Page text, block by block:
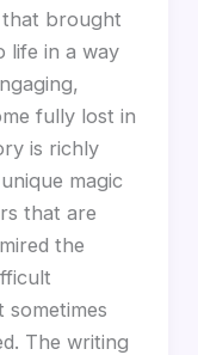
that brought
life in a way
fully lost in
is richly
magic
that are
the
The writing